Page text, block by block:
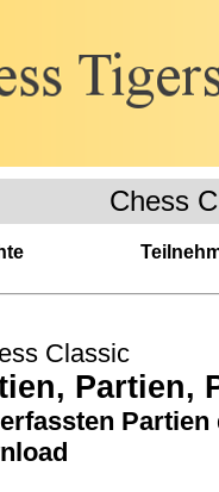
Chess
Classic
Partien,
Partien